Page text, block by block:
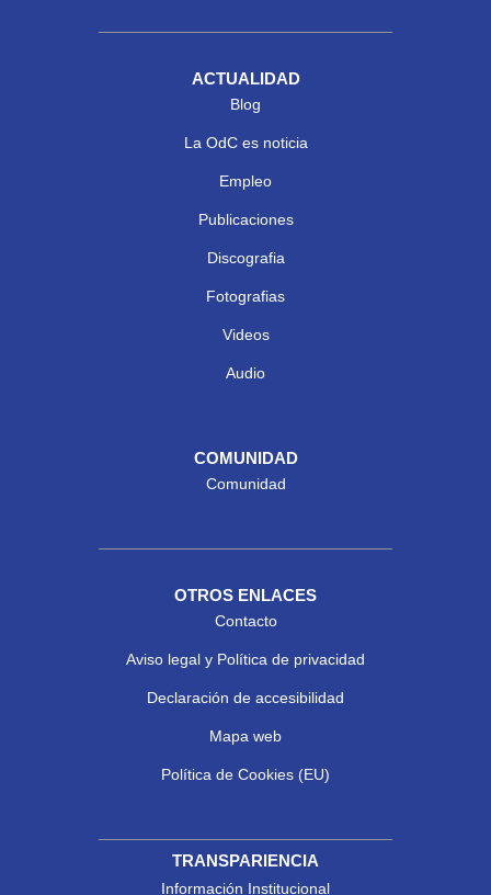
ACTUALIDAD
Blog
La OdC es noticia
Empleo
Publicaciones
Discografia
Fotografias
Videos
Audio
COMUNIDAD
Comunidad
OTROS ENLACES
Contacto
Aviso legal y Política de privacidad
Declaración de accesibilidad
Mapa web
Política de Cookies (EU)
TRANSPARIENCIA
Información Institucional